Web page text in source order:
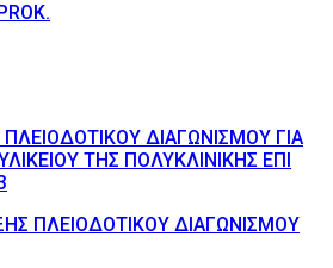
ΔΙΑΓΩΝΙΣΜΟΥ ΓΙΑ
ΤΗΣ ΠΟΛΥΚΛΙΝΙΚΗΣ ΕΠΙ
ΠΛΕΙΟΔΟΤΙΚΟΥ ΔΙΑΓΩΝΙΣΜΟΥ